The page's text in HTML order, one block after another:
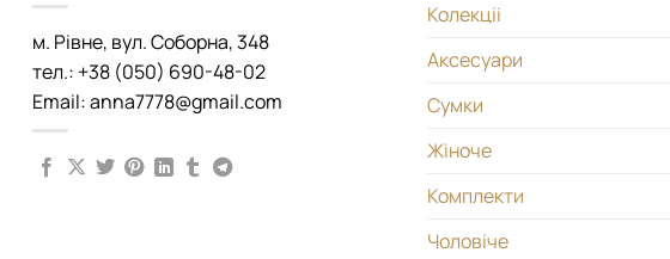
м. Рівне, вул. Соборна, 348
тел.: +38 (050) 690-48-02
Email: anna7778@gmail.com
Колекціі
Аксесуари
Сумки
Жіноче
Комплекти
Чоловіче